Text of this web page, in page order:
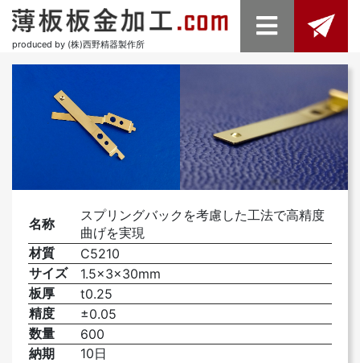
produced by (株)西野精器製作所
名称
スプリングバックを考慮した工法で高精度
曲げを実現
材質
C5210
サイズ
1.5×3×30mm
板厚
t0.25
精度
±0.05
数量
600
納期
10日